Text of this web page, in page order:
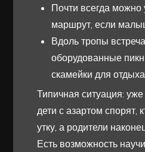
Почти всегда можно
маршрут, если
Вдоль тропы
оборудованные
скамейки для
Типичная ситуация:
дети с азартом спорят,
утку, а родители
Есть возможность